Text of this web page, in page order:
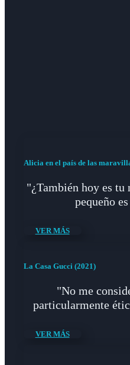
Alicia en el país de las
"¿También hoy es tu
pequeño
VER MÁS
La Casa Gucci (2021)
"No me
particularmente
VER MÁS